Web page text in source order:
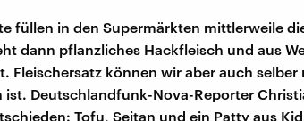
füllen in den Supermärkten mittlerweile
dann pflanzliches Hackfleisch und aus
Fleischersatz können wir aber auch selber
ist. Deutschlandfunk-Nova-Reporter
Tofu, Seitan und ein Patty aus